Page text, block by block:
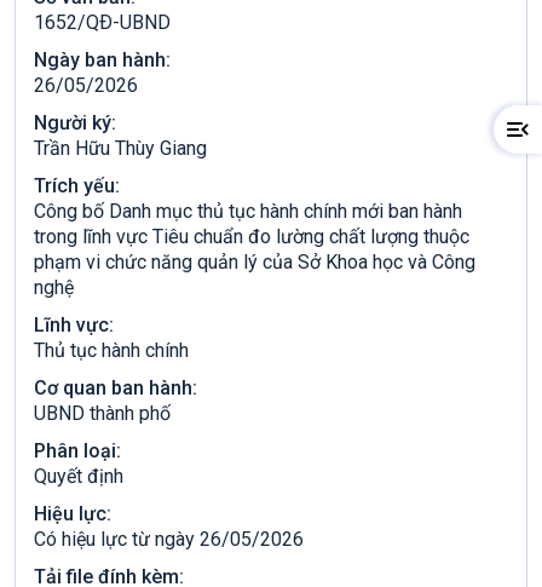
1652/QÐ-UBND
Ngày ban hành:
26/05/2026
Người ký:
Trần Hữu Thùy Giang
Trích yếu:
Công bố Danh mục thủ tục hành chính mới ban hành
trong lĩnh vực Tiêu chuẩn đo lường chất lượng thuộc
phạm vi chức năng quản lý của Sở Khoa học và Công
nghệ
Lĩnh vực:
Thủ tục hành chính
Cơ quan ban hành:
UBND thành phố
Phân loại:
Quyết định
Hiệu lực:
Có hiệu lực từ ngày 26/05/2026
Tải file đính kèm: